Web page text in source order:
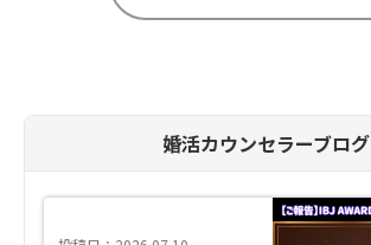
婚活カウンセラーブログ